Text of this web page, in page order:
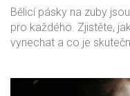
Bělicí pásky na zuby
pro každého. Zjistěte,
vynechat a co je